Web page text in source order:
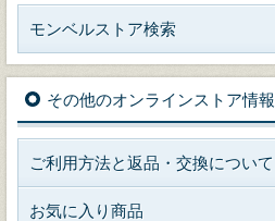
モンベルストア検索
その他のオンラインストア情報
ご利用方法と返品・交換について
お気に入り商品